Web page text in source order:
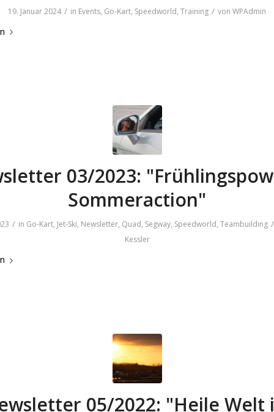
19. Januar 2024 / in Events, Go-Kart, Speedworld, Training / von WPAdmin
03/2023:
Sommeraction"
/ in Go-Kart, Jet-Ski, Newsletter, Quad, Segway, Speedworld, Teambuilding /
Kessler
05/2022: "Heile Welt